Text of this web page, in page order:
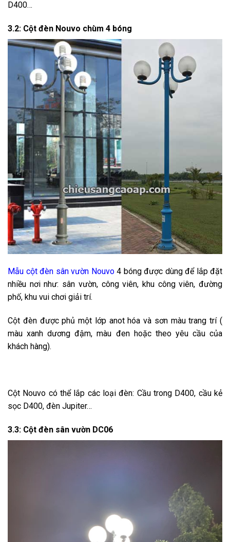
D400…
3.2: Cột đèn Nouvo chùm 4 bóng
Mẫu cột đèn sân vườn Nouvo4 bóng được dùng để lắp đặt
nhiều nơi như: sân vườn, công viên, khu công viên, đường
phố, khu vui chơi giải trí.
Cột đèn được phủ một lớp anot hóa và sơn màu trang trí (
màu xanh dương đậm, màu đen hoặc theo yêu cầu của
khách hàng).
Cột Nouvo có thể lắp các loại đèn: Cầu trong D400, cầu kẻ
sọc D400, đèn Jupiter…
3.3: Cột đèn sân vườn DC06